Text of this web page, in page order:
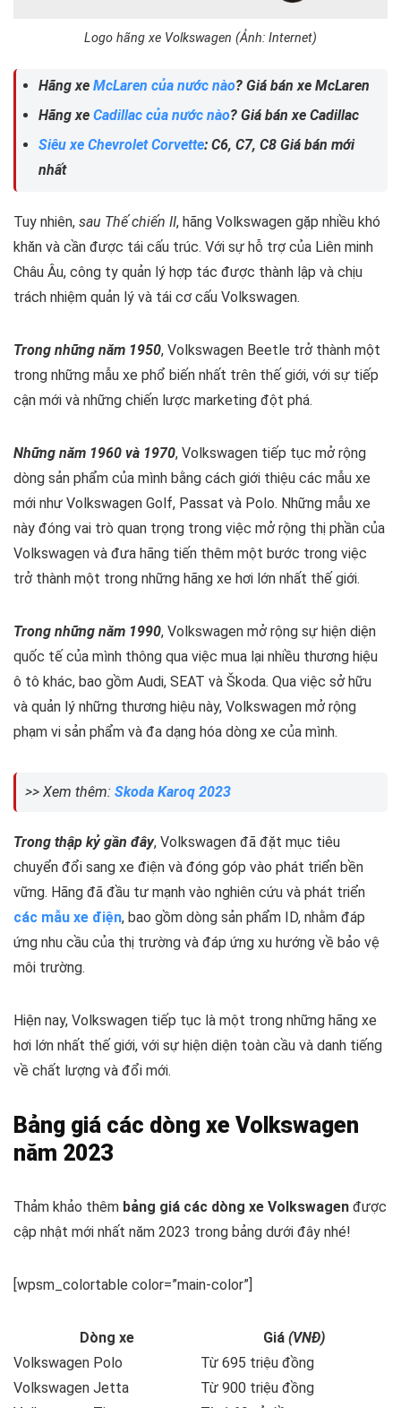
Logo hãng xe Volkswagen (Ảnh: Internet)
Hãng xe McLaren của nước nào? Giá bán xe McLaren
Hãng xe Cadillac của nước nào? Giá bán xe Cadillac
Siêu xe Chevrolet Corvette: C6, C7, C8 Giá bán mới
nhất
Tuy nhiên, sau Thế chiến II, hãng Volkswagen gặp nhiều khó
khăn và cần được tái cấu trúc. Với sự hỗ trợ của Liên minh
Châu Âu, công ty quản lý hợp tác được thành lập và chịu
trách nhiệm quản lý và tái cơ cấu Volkswagen.
Trong những năm 1950, Volkswagen Beetle trở thành một
trong những mẫu xe phổ biến nhất trên thế giới, với sự tiếp
cận mới và những chiến lược marketing đột phá.
Những năm 1960 và 1970, Volkswagen tiếp tục mở rộng
dòng sản phẩm của mình bằng cách giới thiệu các mẫu xe
mới như Volkswagen Golf, Passat và Polo. Những mẫu xe
này đóng vai trò quan trọng trong việc mở rộng thị phần của
Volkswagen và đưa hãng tiến thêm một bước trong việc
trở thành một trong những hãng xe hơi lớn nhất thế giới.
Trong những năm 1990, Volkswagen mở rộng sự hiện diện
quốc tế của mình thông qua việc mua lại nhiều thương hiệu
ô tô khác, bao gồm Audi, SEAT và Škoda. Qua việc sở hữu
và quản lý những thương hiệu này, Volkswagen mở rộng
phạm vi sản phẩm và đa dạng hóa dòng xe của mình.
>> Xem thêm: Skoda Karoq 2023
Trong thập kỷ gần đây, Volkswagen đã đặt mục tiêu
chuyển đổi sang xe điện và đóng góp vào phát triển bền
vững. Hãng đã đầu tư mạnh vào nghiên cứu và phát triển
các mẫu xe điện, bao gồm dòng sản phẩm ID, nhằm đáp
ứng nhu cầu của thị trường và đáp ứng xu hướng về bảo vệ
môi trường.
Hiện nay, Volkswagen tiếp tục là một trong những hãng xe
hơi lớn nhất thế giới, với sự hiện diện toàn cầu và danh tiếng
về chất lượng và đổi mới.
Bảng giá các dòng xe Volkswagen
năm 2023
Thảm khảo thêm bảng giá các dòng xe Volkswagen được
cập nhật mới nhất năm 2023 trong bảng dưới đây nhé!
[wpsm_colortable color=”main-color”]
Dòng xe Giá (VNĐ)
Volkswagen Polo
Từ 695 triệu đồng
Volkswagen Jetta
Từ 900 triệu đồng